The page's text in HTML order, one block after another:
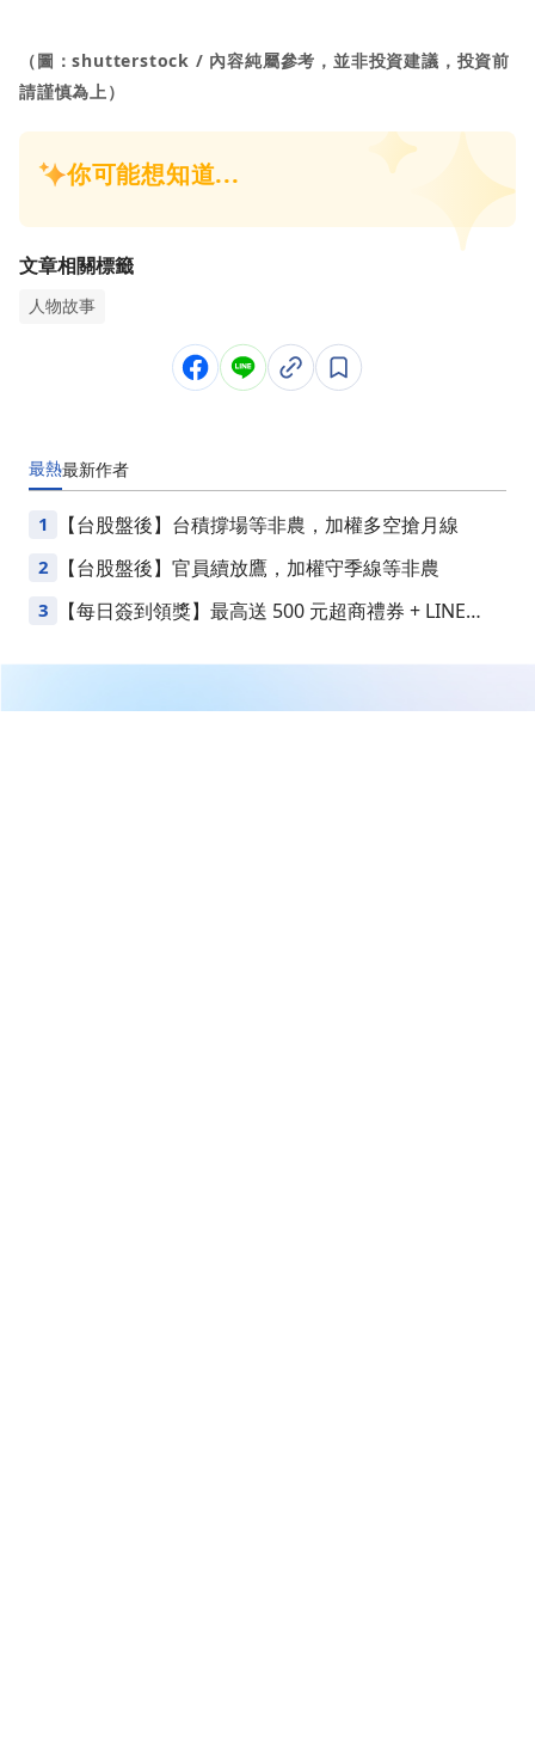
（圖：shutterstock / 內容純屬參考，並非投資建議，投資前
請謹慎為上）
文章相關標籤
人物故事
最熱最新作者
1 【台股盤後】台積撐場等非農，加權多空搶月線
2 【台股盤後】官員續放鷹，加權守季線等非農
3
【每日簽到領獎】最高送 500 元超商禮券 + LINE